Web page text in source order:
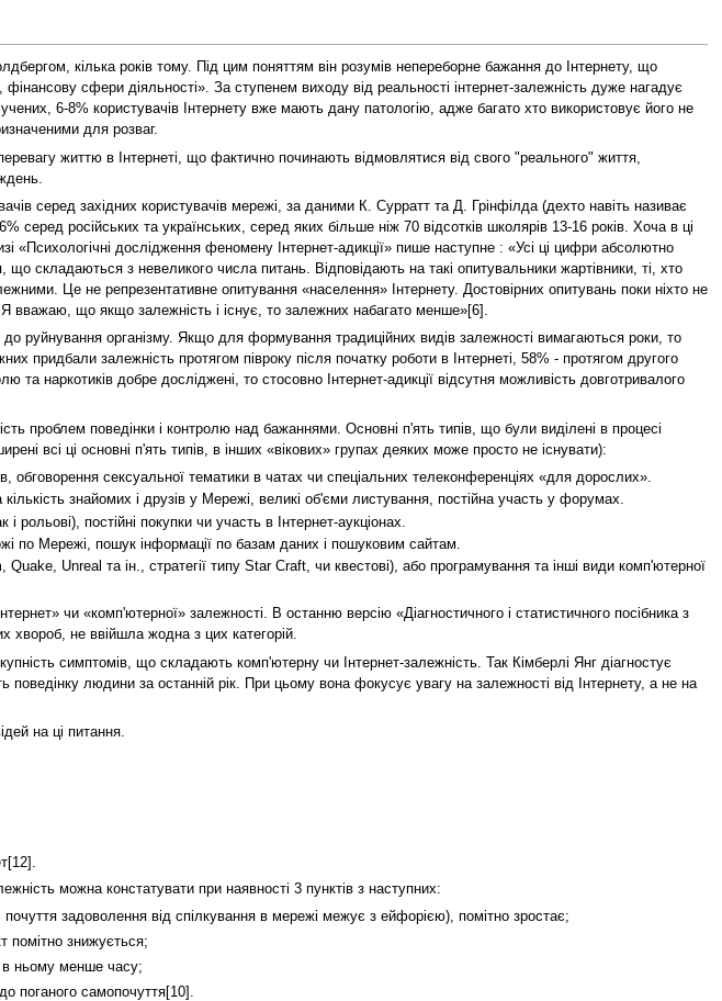
кілька років тому. Під цим поняттям він розумів непереборне бажання до Інтернету, що
сфери діяльності». За ступенем виходу від реальності інтернет-залежність дуже нагадує
6-8% користувачів Інтернету вже мають дану патологію, адже багато хто використовує його не
для розваг.
життю в Інтернеті, що фактично починають відмовлятися від свого "реального" життя,
серед західних користувачів мережі, за даними К. Сурратт та Д. Грінфілда (дехто навіть називає
російських та українських, серед яких більше ніж 70 відсотків школярів 13-16 років. Хоча в ці
«Психологічні дослідження феномену Інтернет-адикції» пише наступне : «Усі ці цифри абсолютно
складаються з невеликого числа питань. Відповідають на такі опитувальники жартівники, ті, хто
Це не репрезентативне опитування «населення» Інтернету. Достовірних опитувань поки ніхто не
вважаю, що якщо залежність і існує, то залежних набагато менше»[6].
руйнування організму. Якщо для формування традиційних видів залежності вимагаються роки, то
придбали залежність протягом півроку після початку роботи в Інтернеті, 58% - протягом другого
та наркотиків добре досліджені, то стосовно Інтернет-адикції відсутня можливість довготривалого
проблем поведінки і контролю над бажаннями. Основні п'ять типів, що були виділені в процесі
всі ці основні п'ять типів, в інших «вікових» групах деяких може просто не існувати):
обговорення сексуальної тематики в чатах чи спеціальних телеконференціях «для дорослих».
знайомих і друзів у Мережі, великі об'єми листування, постійна участь у форумах.
рольові), постійні покупки чи участь в Інтернет-аукціонах.
по Мережі, пошук інформації по базам даних і пошуковим сайтам.
Unreal та ін., стратегії типу Star Craft, чи квестові), або програмування та інші види комп'ютерної
чи «комп'ютерної» залежності. В останню версію «Діагностичного і статистичного посібника з
хвороб, не ввійшла жодна з цих категорій.
симптомів, що складають комп'ютерну чи Інтернет-залежність. Так Кімберлі Янг діагностує
поведінку людини за останній рік. При цьому вона фокусує увагу на залежності від Інтернету, а не на
на ці питання.
можна констатувати при наявності 3 пунктів з наступних:
почуття задоволення від спілкування в мережі межує з ейфорією), помітно зростає;
помітно знижується;
в ньому менше часу;
поганого самопочуття[10].